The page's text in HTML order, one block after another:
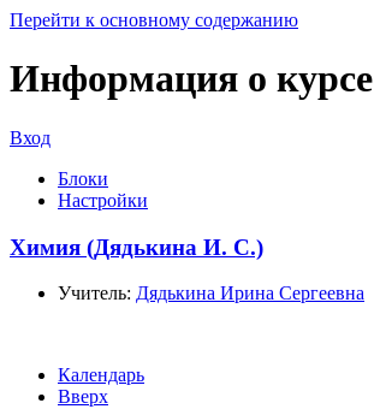
Перейти к основному содержанию
Информация о курсе
Вход
Блоки
Настройки
Химия (Дядькина И. С.)
Учитель: Дядькина Ирина Сергеевна
Календарь
Вверх